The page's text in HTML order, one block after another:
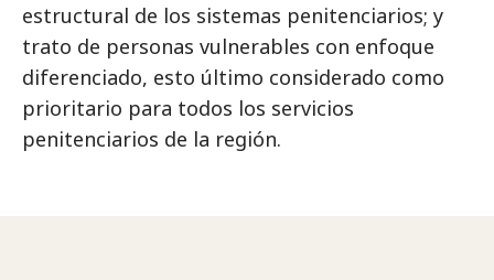
estructural de los sistemas penitenciarios; y
trato de personas vulnerables con enfoque
diferenciado, esto último considerado como
prioritario para todos los servicios
penitenciarios de la región.